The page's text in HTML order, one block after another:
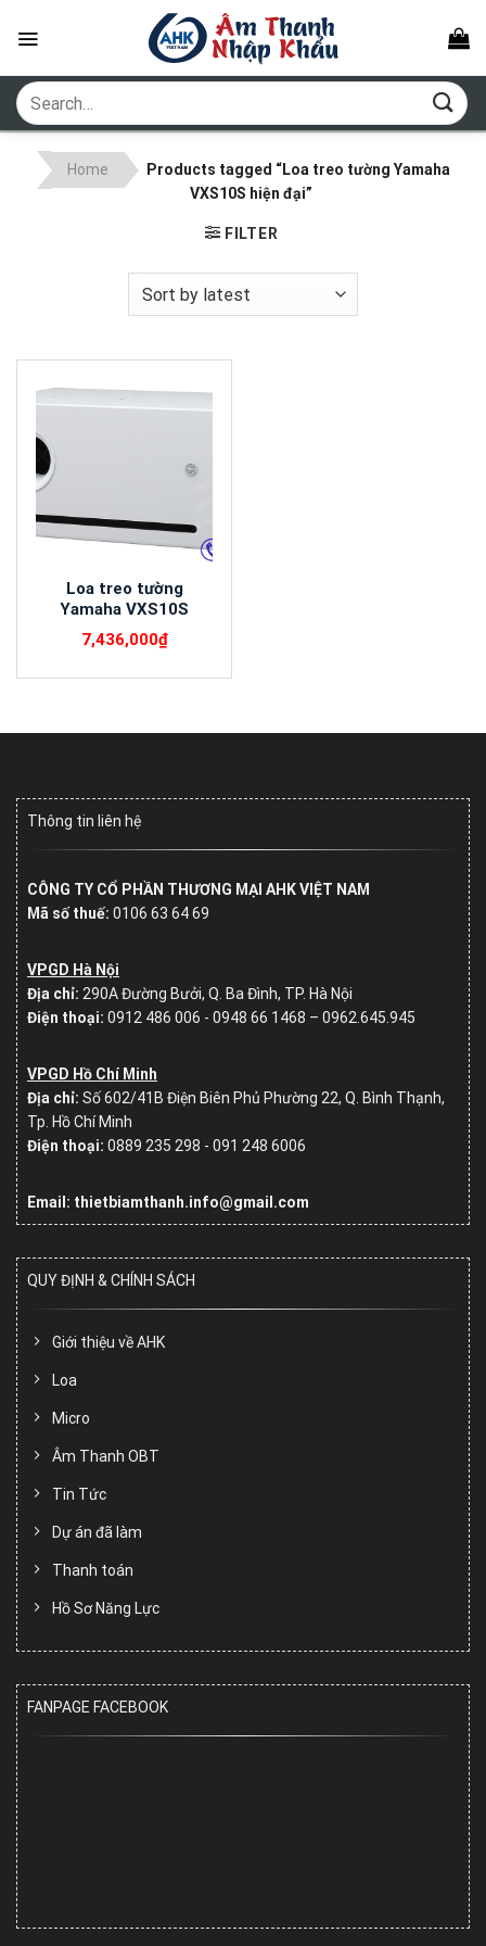
Search
for:
Home
Products tagged “Loa treo tường Yamaha
VXS10S hiện đại”
FILTER
Loa treo tường
Yamaha VXS10S
7,436,000₫
Thông tin liên hệ
CÔNG TY CỔ PHẦN THƯƠNG MẠI AHK VIỆT NAM
Mã số thuế: 0106 63 64 69
VPGD Hà Nội
Địa chỉ: 290A Đường Bưởi, Q. Ba Đình, TP. Hà Nội
Điện thoại: 0912 486 006 - 0948 66 1468 – 0962.645.945
VPGD Hồ Chí Minh
Địa chỉ: Số602/41B Điện Biên Phủ Phường 22, Q. Bình Thạnh,
Tp. Hồ Chí Minh
Điện thoại: 0889 235 298 - 091 248 6006
Email: thietbiamthanh.info@gmail.com
QUY ĐỊNH & CHÍNH SÁCH
Giới thiệu về AHK
Loa
Micro
Âm Thanh OBT
Tin Tức
Dự án đã làm
Thanh toán
Hồ Sơ Năng Lực
FANPAGE FACEBOOK